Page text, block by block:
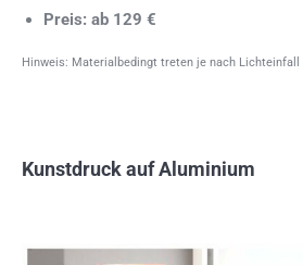
Preis: ab 129 €
Hinweis: Materialbedingt treten je nach Lichteinfall
Kunstdruck auf Aluminium